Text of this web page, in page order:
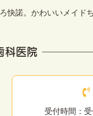
快諾。かわいいメイド
科医院
受付時間：